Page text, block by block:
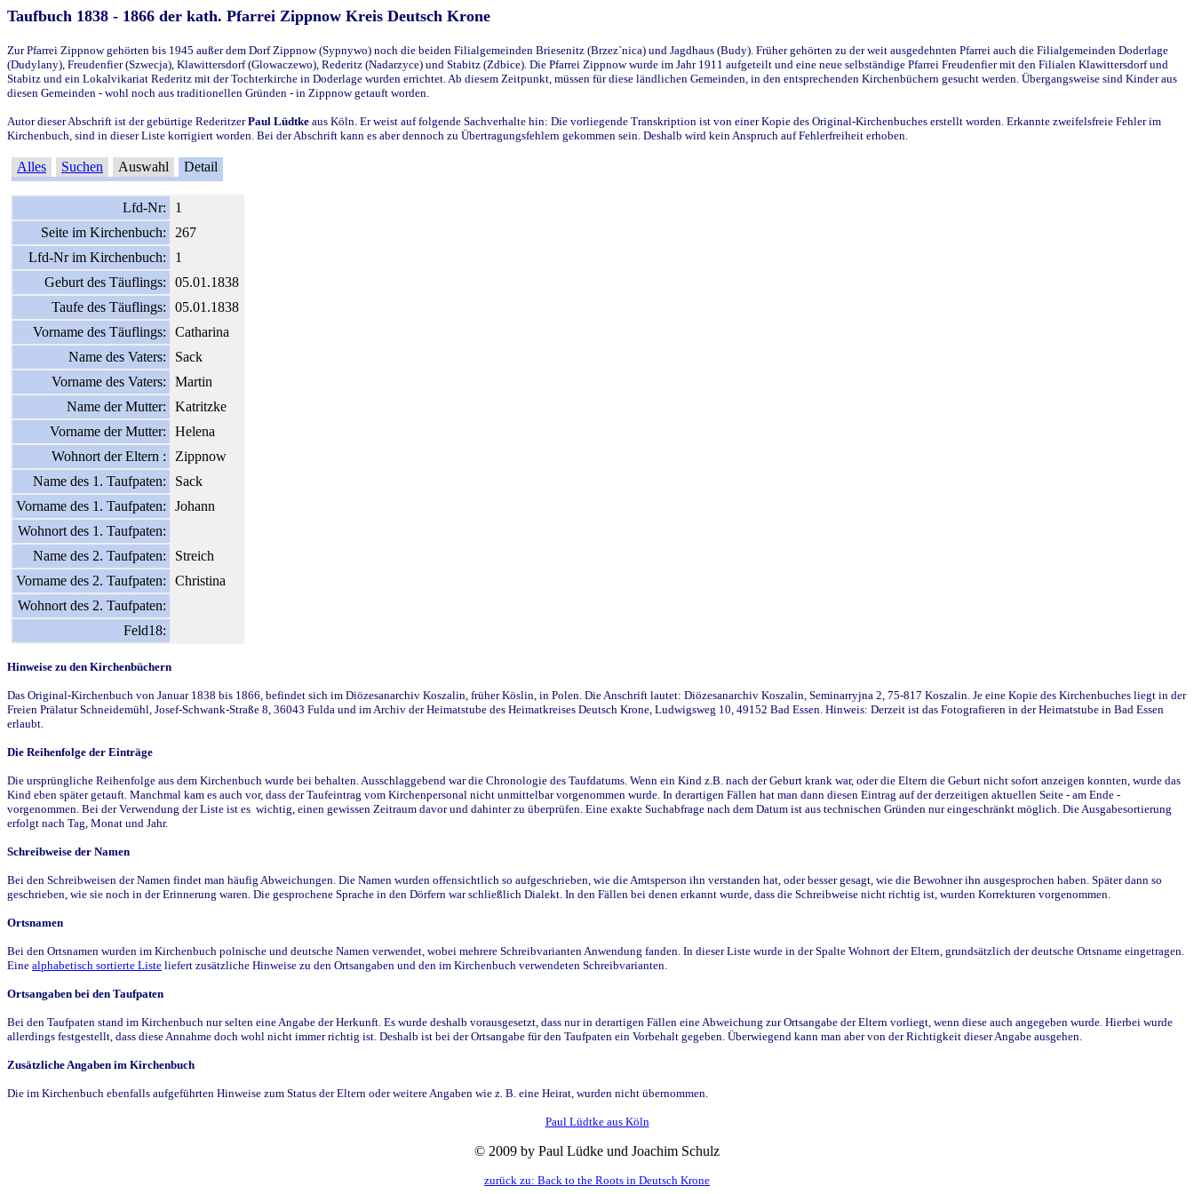
Taufbuch 1838 - 1866 der kath. Pfarrei Zippnow Kreis Deutsch Krone
Zur Pfarrei Zippnow gehörten bis 1945 außer dem Dorf Zippnow (Sypnywo) noch die beiden Filialgemeinden Briesenitz (Brzez`nica) und Jagdhaus (Budy). Früher gehörten zu der weit ausgedehnten Pfarrei auch die Filialgemeinden Doderlage
(Dudylany), Freudenfier (Szwecja), Klawittersdorf (Glowaczewo), Rederitz (Nadarzyce) und Stabitz (Zdbice). Die Pfarrei Zippnow wurde im Jahr 1911 aufgeteilt und eine neue selbständige Pfarrei Freudenfier mit den Filialen Klawittersdorf und
Stabitz und ein Lokalvikariat Rederitz mit der Tochterkirche in Doderlage wurden errichtet. Ab diesem Zeitpunkt, müssen für diese ländlichen Gemeinden, in den entsprechenden Kirchenbüchern gesucht werden. Übergangsweise sind Kinder aus
diesen Gemeinden - wohl noch aus traditionellen Gründen - in Zippnow getauft worden.
Autor dieser Abschrift ist der gebürtige RederitzerPaul Lüdtke aus Köln. Er weist auf folgende Sachverhalte hin: Die vorliegende Transkription ist von einer Kopie des Original-Kirchenbuches erstellt worden. Erkannte zweifelsfreie Fehler im
Kirchenbuch, sind in dieser Liste korrigiert worden. Bei der Abschrift kann es aber dennoch zu Übertragungsfehlern gekommen sein. Deshalb wird kein Anspruch auf Fehlerfreiheit erhoben.
Alles Suchen Auswahl Detail
Lfd-Nr:
1
Seite im Kirchenbuch:
267
Lfd-Nr im Kirchenbuch:
1
Geburt des Täuflings:
05.01.1838
Taufe des Täuflings:
05.01.1838
Vorname des Täuflings:
Catharina
Name des Vaters:
Sack
Vorname des Vaters:
Martin
Name der Mutter:
Katritzke
Vorname der Mutter:
Helena
Wohnort der Eltern :
Zippnow
Name des 1. Taufpaten:
Sack
Vorname des 1. Taufpaten:
Johann
Wohnort des 1. Taufpaten:
Name des 2. Taufpaten:
Streich
Vorname des 2. Taufpaten:
Christina
Wohnort des 2. Taufpaten:
Feld18:
Hinweise zu den Kirchenbüchern
Das Original-Kirchenbuch von Januar 1838 bis 1866, befindet sich im Diözesanarchiv Koszalin, früher Köslin, in Polen. Die Anschrift lautet: Diözesanarchiv Koszalin, Seminarryjna 2, 75-817 Koszalin. Je eine Kopie des Kirchenbuches liegt in der
Freien Prälatur Schneidemühl, Josef-Schwank-Straße 8, 36043 Fulda und im Archiv der Heimatstube des Heimatkreises Deutsch Krone, Ludwigsweg 10, 49152 Bad Essen. Hinweis: Derzeit ist das Fotografieren in der Heimatstube in Bad Essen
erlaubt.
Die Reihenfolge der Einträge
Die ursprüngliche Reihenfolge aus dem Kirchenbuch wurde bei behalten. Ausschlaggebend war die Chronologie des Taufdatums. Wenn ein Kind z.B. nach der Geburt krank war, oder die Eltern die Geburt nicht sofort anzeigen konnten, wurde das
Kind eben später getauft. Manchmal kam es auch vor, dass der Taufeintrag vom Kirchenpersonal nicht unmittelbar vorgenommen wurde. In derartigen Fällen hat man dann diesen Eintrag auf der derzeitigen aktuellen Seite - am Ende -
vorgenommen. Bei der Verwendung der Liste ist es wichtig, einen gewissen Zeitraum davor und dahinter zu überprüfen. Eine exakte Suchabfrage nach dem Datum ist aus technischen Gründen nur eingeschränkt möglich. Die Ausgabesortierung
erfolgt nach Tag, Monat und Jahr.
Schreibweise der Namen
Bei den Schreibweisen der Namen findet man häufig Abweichungen. Die Namen wurden offensichtlich so aufgeschrieben, wie die Amtsperson ihn verstanden hat, oder besser gesagt, wie die Bewohner ihn ausgesprochen haben. Später dann so
geschrieben, wie sie noch in der Erinnerung waren. Die gesprochene Sprache in den Dörfern war schließlich Dialekt. In den Fällen bei denen erkannt wurde, dass die Schreibweise nicht richtig ist, wurden Korrekturen vorgenommen.
Ortsnamen
Bei den Ortsnamen wurden im Kirchenbuch polnische und deutsche Namen verwendet, wobei mehrere Schreibvarianten Anwendung fanden. In dieser Liste wurde in der Spalte Wohnort der Eltern, grundsätzlich der deutsche Ortsname eingetragen.
Eine alphabetisch sortierte Liste liefert zusätzliche Hinweise zu den Ortsangaben und den im Kirchenbuch verwendeten Schreibvarianten.
Ortsangaben bei den Taufpaten
Bei den Taufpaten stand im Kirchenbuch nur selten eine Angabe der Herkunft. Es wurde deshalb vorausgesetzt, dass nur in derartigen Fällen eine Abweichung zur Ortsangabe der Eltern vorliegt, wenn diese auch angegeben wurde. Hierbei wurde
allerdings festgestellt, dass diese Annahme doch wohl nicht immer richtig ist. Deshalb ist bei der Ortsangabe für den Taufpaten ein Vorbehalt gegeben. Überwiegend kann man aber von der Richtigkeit dieser Angabe ausgehen.
Zusätzliche Angaben im Kirchenbuch
Die im Kirchenbuch ebenfalls aufgeführten Hinweise zum Status der Eltern oder weitere Angaben wie z. B. eine Heirat, wurden nicht übernommen.
Paul Lüdtke aus Köln
© 2009 by Paul Lüdke und Joachim Schulz
zurück zu: Back to the Roots in Deutsch Krone